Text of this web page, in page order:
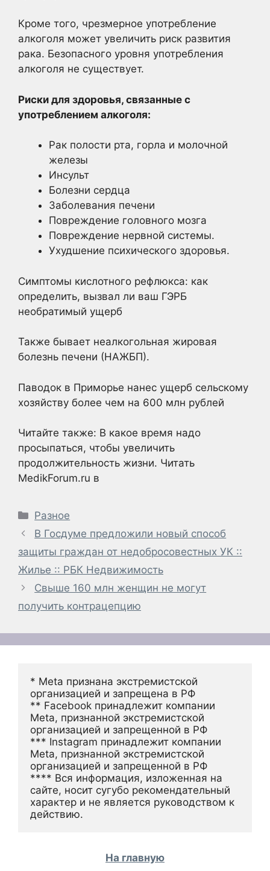
Кроме того, чрезмерное употребление
алкоголя может увеличить риск развития
рака. Безопасного уровня употребления
алкоголя не существует.
Риски для здоровья, связанные с
употреблением алкоголя:
Рак полости рта, горла и молочной
железы
Инсульт
Болезни сердца
Заболевания печени
Повреждение головного мозга
Повреждение нервной системы.
Ухудшение психического здоровья.
Симптомы кислотного рефлюкса: как
определить, вызвал ли ваш ГЭРБ
необратимый ущерб
Также бывает неалкогольная жировая
болезнь печени (НАЖБП).
Паводок в Приморье нанес ущерб сельскому
хозяйству более чем на 600 млн рублей
Читайте также: В какое время надо
просыпаться, чтобы увеличить
продолжительность жизни. Читать
MedikForum.ru в
Рубрики
Разное
В Госдуме предложили новый способ
защиты граждан от недобросовестных УК ::
Жилье :: РБК Недвижимость
Свыше 160 млн женщин не могут
получить контрацепцию
* Meta признана экстремистской
организацией и запрещена в РФ
** Facebook принадлежит компании
Meta, признанной экстремистской
организацией и запрещенной в РФ
*** Instagram принадлежит компании
Meta, признанной экстремистской
организацией и запрещенной в РФ
**** Вся информация, изложенная на
сайте, носит сугубо рекомендательный
характер и не является руководством к
действию.
На главную